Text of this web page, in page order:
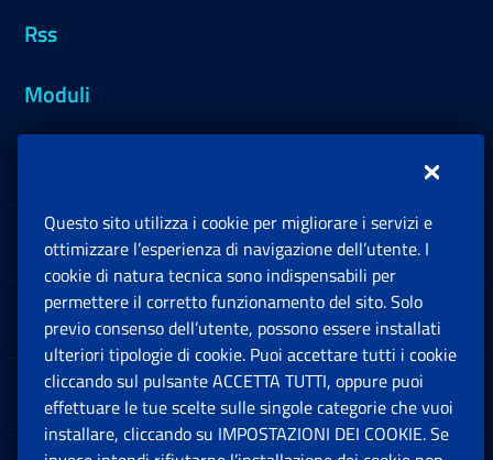
Rss
Moduli
Sedi e Contatti
Software
Note Legali
Questo sito utilizza i cookie per migliorare i servizi e
ottimizzare l’esperienza di navigazione dell’utente. I
cookie di natura tecnica sono indispensabili per
permettere il corretto funzionamento del sito. Solo
previo consenso dell’utente, possono essere installati
ulteriori tipologie di cookie. Puoi accettare tutti i cookie
cliccando sul pulsante ACCETTA TUTTI, oppure puoi
effettuare le tue scelte sulle singole categorie che vuoi
installare, cliccando su IMPOSTAZIONI DEI COOKIE. Se